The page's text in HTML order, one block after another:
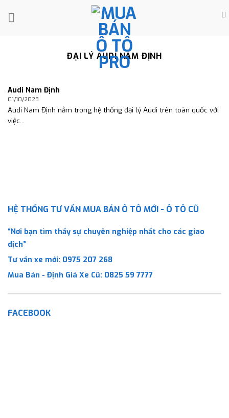
ĐẠI LÝ AUDI NAM ĐỊNH
Audi Nam Định
01/10/2023
Audi Nam Định nằm trong hệ thống đại lý Audi trên toàn quốc với
việc...
HỆ THỐNG TƯ VẤN MUA BÁN Ô TÔ MỚI - Ô TÔ CŨ
“Nơi bạn tìm thấy sự chuyên nghiệp nhất cho các giao
dịch”
Tư vấn xe mới: 0975 207 268
Mua Bán - Định Giá Xe Cũ: 0825 59 7777
FACEBOOK